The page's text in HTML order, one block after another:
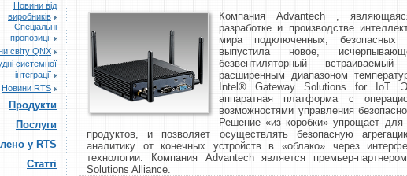
Новини від
виробників
Спеціальні
пропозиції
світу QNX
системної
інтеграції
Новини RTS
Продукти
Послуги
у RTS
Статті
Компания Advantech ,
разработке и производстве
мира подключенных, безопасных
выпустила новое,
безвентиляторный
расширенным диапазоном
Intel® Gateway Solutions for IoT.
аппаратная платформа с
возможностями управления
Решение «из коробки» упрощает для
продуктов, и позволяет осуществлять безопасную
аналитику от конечных устройств в «облако» через
технологии. Компания Advantech является премьер-
Solutions Alliance.